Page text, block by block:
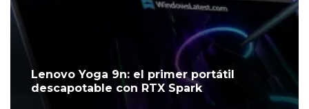
Lenovo Yoga 9n: el primer portátil
descapotable con RTX Spark